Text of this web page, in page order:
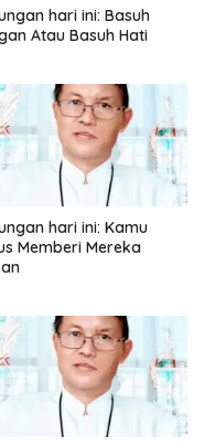
hari ini: Basuh
Atau Basuh Hati
hari ini: Kamu
Memberi Mereka